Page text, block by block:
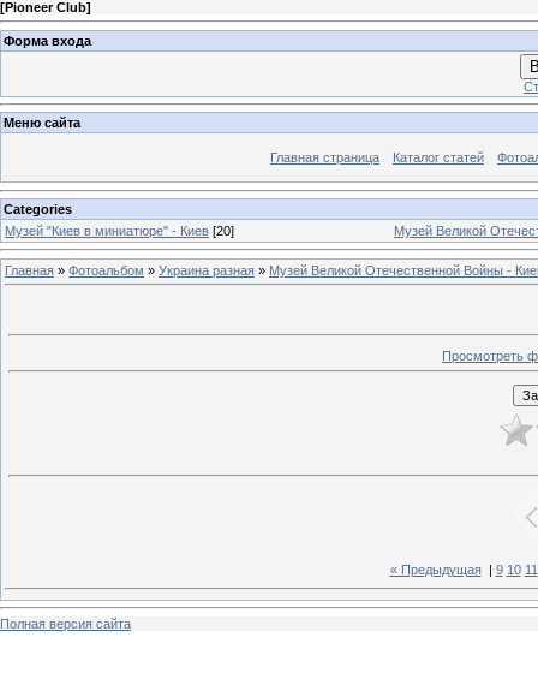
[Pioneer Club]
Форма входа
Меню сайта
Главная страница Каталог статей
Categories
Музей "Киев в миниатюре" - Киев [20] Музей Великой
Главная » Фотоальбом » Украина разная » Музей Великой Отечественной Войны -
Просмотреть
« Предыдущая| 9 10 11
Полная версия сайта